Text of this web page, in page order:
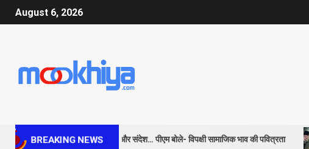
August 6, 2026
BREAKING NEWS
राम के जरिए विपक्ष को सबक और संदेश… पीएम बोले- विपक्षी सामाजिक भाव की पवित्रता